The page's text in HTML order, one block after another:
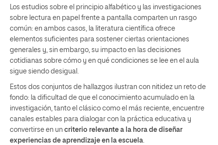
Los estudios sobre el principio alfabético y las investigaciones
sobre lectura en papel frente a pantalla comparten un rasgo
común: en ambos casos, la literatura cientíﬁca ofrece
elementos suﬁcientes para sostener ciertas orientaciones
generales y, sin embargo, su impacto en las decisiones
cotidianas sobre cómo y en qué condiciones se lee en el aula
sigue siendo desigual.
Estos dos conjuntos de hallazgos ilustran con nitidez un reto de
fondo: la diﬁcultad de que el conocimiento acumulado en la
investigación, tanto el clásico como el más reciente, encuentre
canales estables para dialogar con la práctica educativa y
convertirse en un criterio relevante a la hora de diseñar
experiencias de aprendizaje en la escuela.